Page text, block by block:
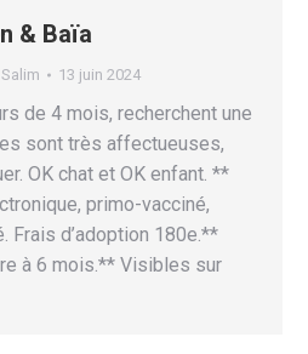
& Baïa
Salim 13 juin 2024
de 4 mois, recherchent une
sont très affectueuses,
OK chat et OK enfant. **
primo-vacciné,
Frais d’adoption 180e.**
à 6 mois.** Visibles sur